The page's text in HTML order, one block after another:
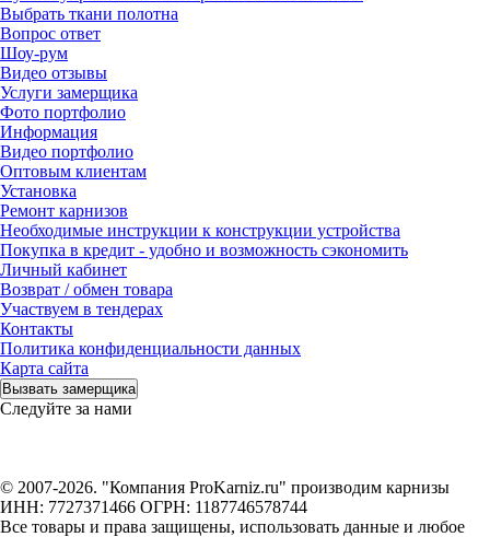
Выбрать ткани полотна
Вопрос ответ
Шоу-рум
Видео отзывы
Услуги замерщика
Фото портфолио
Информация
Видео портфолио
Оптовым клиентам
Установка
Ремонт карнизов
Необходимые инструкции к конструкции устройства
Покупка в кредит - удобно и возможность сэкономить
Личный кабинет
Возврат / обмен товара
Участвуем в тендерах
Контакты
Политика конфиденциальности данных
Карта сайта
Вызвать замерщика
Следуйте за нами
© 2007-2026. "Компания ProKarniz.ru" производим карнизы
ИНН: 7727371466 ОГРН: 1187746578744
Все товары и права защищены, использовать данные и любое